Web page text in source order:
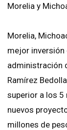
Morelia y
Morelia,
mejor inversión
administración
Ramírez
superior a los 5
nuevos
millones de